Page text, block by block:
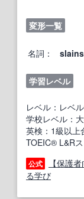
変形一覧
名詞： slains
学習レベル
レベル：レベ
学校レベル：
英検：1級以上
TOEIC® L&R
公式
【保護
る学び